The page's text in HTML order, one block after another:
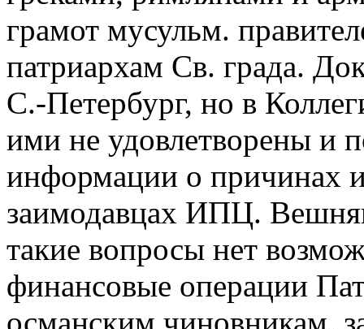
грамот мусульм.
патриархам Св. града.
С.-Петербург, но в
ими не удовлетворены и
информации о причинах
заимодавцах ИПЦ.
такие вопросы нет
финансовые операции
османским чиновникам,